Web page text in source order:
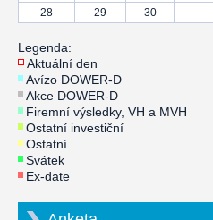
28
29 30
Legenda:
Aktuální den
Avízo DOWER-D
Akce DOWER-D
Firemní výsledky, VH a MVH
Ostatní investiční
Ostatní
Svátek
Ex-date